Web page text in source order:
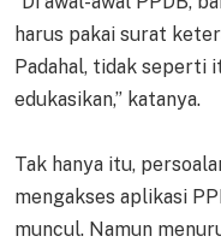
harus pakai surat
Padahal, tidak seperti
edukasikan,” katanya.
Tak hanya itu,
mengakses aplikasi
muncul. Namun